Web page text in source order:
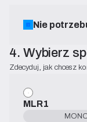
Nie
4. Wybierz
Zdecyduj, jak chcesz
MLR1